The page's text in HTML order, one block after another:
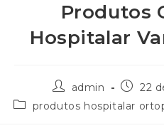
Produtos
Hospitalar
admin
22
produtos hospitalar